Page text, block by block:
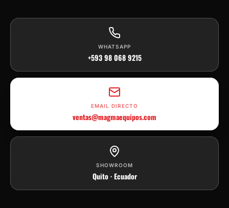
WHATSAPP
+593 98 068 9215
EMAIL DIRECTO
ventas@magmaequipos.com
SHOWROOM
Quito · Ecuador